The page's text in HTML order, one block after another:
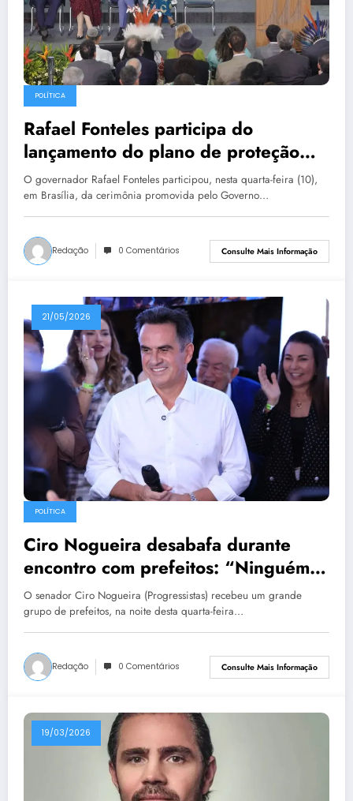
POLÍTICA
Rafael Fonteles participa do
lançamento do plano de proteção
ambiental
O governador Rafael Fonteles participou, nesta quarta-feira (10),
em Brasília, da cerimônia promovida pelo Governo…
Redação 0 Comentários Consulte Mais Informação
21/05/2026
POLÍTICA
Ciro Nogueira desabafa durante
encontro com prefeitos: “Ninguém
para quem trabalha pelo Piauí”
O senador Ciro Nogueira (Progressistas) recebeu um grande
grupo de prefeitos, na noite desta quarta-feira…
Redação 0 Comentários Consulte Mais Informação
19/03/2026